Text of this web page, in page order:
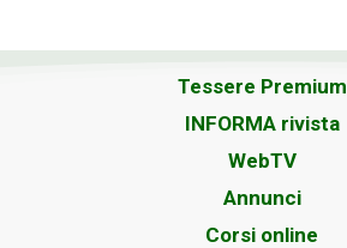
Tessere Premium
INFORMA rivista
WebTV
Annunci
Corsi online